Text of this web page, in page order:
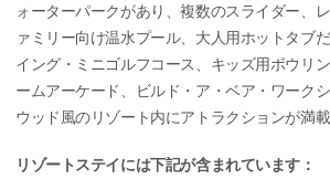
ォーターパークがあり、複数のスライダー、
ァミリー向け温水プール、大人用ホットタブ
イング・ミニゴルフコース、キッズ用ボウリ
ームアーケード、ビルド・ア・ベア・ワーク
ウッド風のリゾート内にアトラクションが満載
リゾートステイには下記が含まれています：